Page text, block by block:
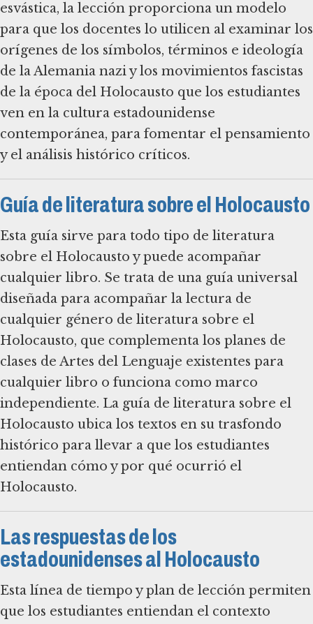
esvástica, la lección proporciona un modelo
para que los docentes lo utilicen al examinar los
orígenes de los símbolos, términos e ideología
de la Alemania nazi y los movimientos fascistas
de la época del Holocausto que los estudiantes
ven en la cultura estadounidense
contemporánea, para fomentar el pensamiento
y el análisis histórico críticos.
Guía de literatura sobre el Holocausto
Esta guía sirve para todo tipo de literatura
sobre el Holocausto y puede acompañar
cualquier libro. Se trata de una guía universal
diseñada para acompañar la lectura de
cualquier género de literatura sobre el
Holocausto, que complementa los planes de
clases de Artes del Lenguaje existentes para
cualquier libro o funciona como marco
independiente. La guía de literatura sobre el
Holocausto ubica los textos en su trasfondo
histórico para llevar a que los estudiantes
entiendan cómo y por qué ocurrió el
Holocausto.
Las respuestas de los
estadounidenses al Holocausto
Esta línea de tiempo y plan de lección permiten
que los estudiantes entiendan el contexto